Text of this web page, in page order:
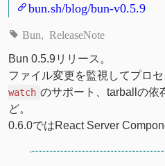
bun.sh/blog/bun-v0.5.9
Bun ReleaseNote
Bun 0.5.9リリース。
ファイル変更を監視してプロ
watch のサポート、tarballの依
ど。
0.6.0ではReact Server